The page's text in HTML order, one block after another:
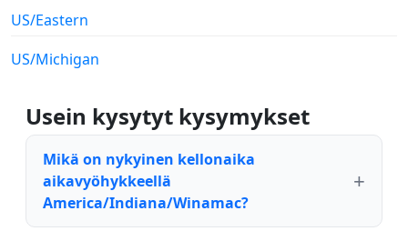
US/Eastern
US/Michigan
Usein kysytyt kysymykset
Mikä on nykyinen kellonaika
aikavyöhykkeellä
America/Indiana/Winamac?